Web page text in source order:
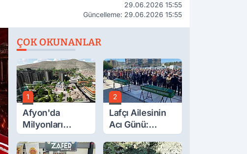
29.06.2026 15:55
Güncelleme: 29.06.2026 15:55
ÇOK OKUNANLAR
1
Afyon'da
Milyonları
İlgilendiren
Açıklama! Tarih
2
Lafçı Ailesinin
Acı Günü:
Beytullah Lafçı
Vefat Etti